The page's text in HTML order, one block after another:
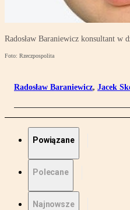
Radosław Baraniewicz konsultant w
Foto: Rzeczpospolita
Radosław Baraniewicz, Jacek
Powiązane
Polecane
Najnowsze